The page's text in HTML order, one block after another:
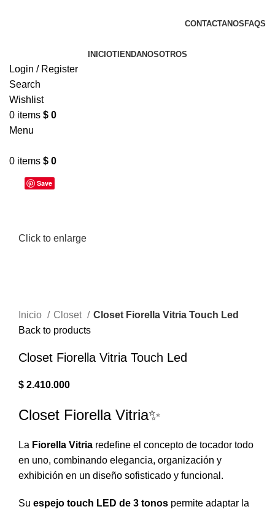
CONTACTANOS FAQS
INICIOTIENDANOSOTROS
Login / Register
Search
Wishlist
0 items $ 0
Menu
0 items $ 0
Save
Click to enlarge
Inicio Closet
Closet Fiorella Vitria Touch Led
Back to products
Closet Fiorella Vitria Touch Led
$ 2.410.000
Closet Fiorella Vitria✨
La Fiorella Vitria redefine el concepto de tocador todo
en uno, combinando elegancia, organización y
exhibición en un diseño sofisticado y funcional.
Su espejo touch LED de 3 tonos permite adaptar la